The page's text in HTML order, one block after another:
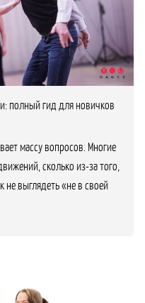
полный гид для новичков
массу вопросов. Многие
сколько из-за того,
не выглядеть «не в своей